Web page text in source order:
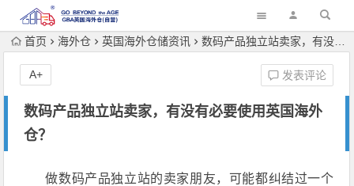
首页 海外仓 英国海外仓储资讯 数码产品独立站卖家，有没有必要使用英国海外仓？
数码产品独立站卖家，有没有必要使用英国海外
仓？
发表评论
A+
做数码产品独立站的卖家朋友，可能都纠结过一个